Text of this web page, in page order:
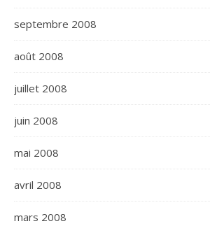
septembre 2008
août 2008
juillet 2008
juin 2008
mai 2008
avril 2008
mars 2008